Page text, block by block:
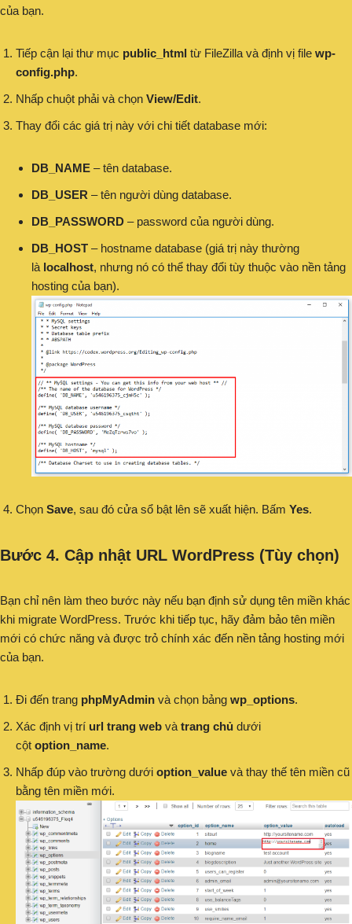
của bạn.
Tiếp cận lại thư mục public_html từ FileZilla và định vị file wp-
config.php.
Nhấp chuột phải và chọn View/Edit.
Thay đổi các giá trị này với chi tiết database mới:
DB_NAME – tên database.
DB_USER – tên người dùng database.
DB_PASSWORD – password của người dùng.
DB_HOST – hostname database (giá trị này thường
là localhost, nhưng nó có thể thay đổi tùy thuộc vào nền tảng
hosting của bạn).
Chọn Save, sau đó cửa sổ bật lên sẽ xuất hiện. Bấm Yes.
Bước 4. Cập nhật URL WordPress (Tùy chọn)
Bạn chỉ nên làm theo bước này nếu bạn định sử dụng tên miền khác
khi migrate WordPress. Trước khi tiếp tục, hãy đảm bảo tên miền
mới có chức năng và được trỏ chính xác đến nền tảng hosting mới
của bạn.
Đi đến trang phpMyAdmin và chọn bảng wp_options.
Xác định vị trí url trang web và trang chủ dưới
cột option_name.
Nhấp đúp vào trường dưới option_value và thay thế tên miền cũ
bằng tên miền mới.